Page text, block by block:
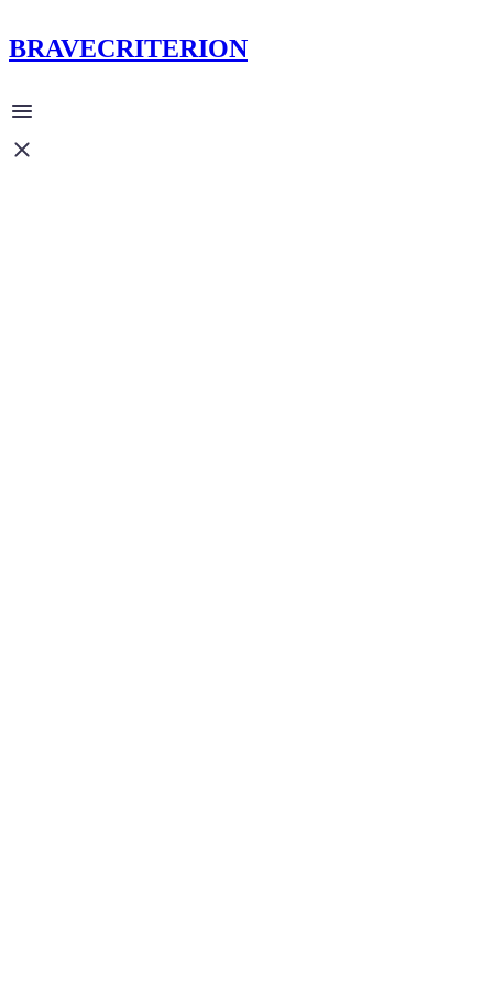
BRAVECRITERION